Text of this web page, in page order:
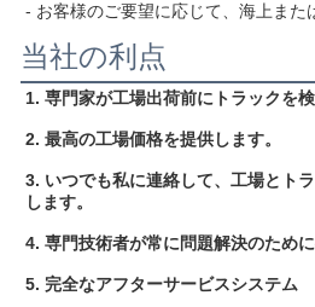
- お客様のご要望に応じて、海上また
当社の利点
1. 専門家が工場出荷前にトラックを検
2. 最高の工場価格を提供します。
3. いつでも私に連絡して、工場とト
します。
4. 専門技術者が常に問題解決のために
5. 完全なアフターサービスシステム